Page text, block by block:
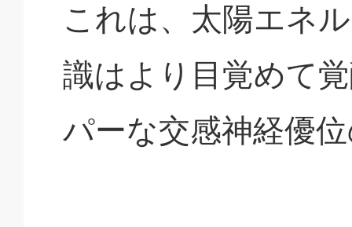
これは、太陽エネ
識はより目覚めて
パーな交感神経優